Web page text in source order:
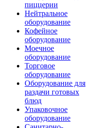
пиццерии
Нейтральное
оборудование
Кофейное
оборудование
Моечное
оборудование
Торговое
оборудование
Оборудование для
раздачи готовых
блюд
Упаковочное
оборудование